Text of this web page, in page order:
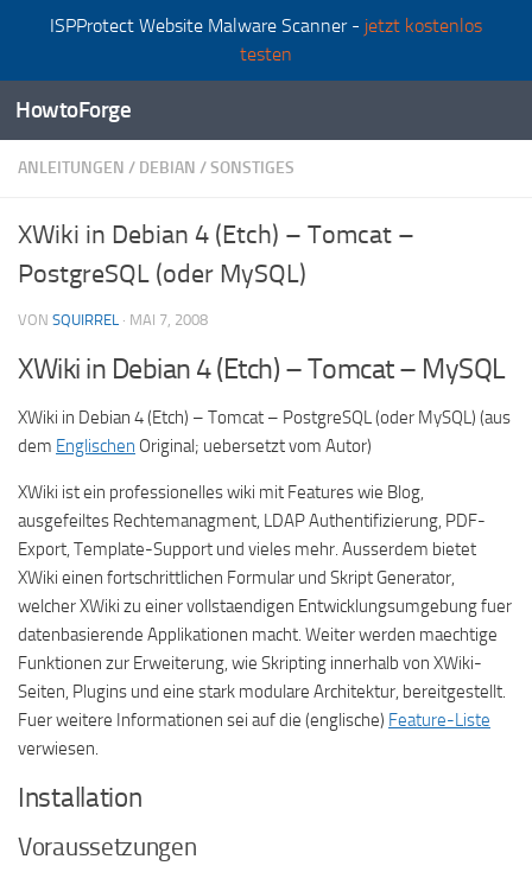
ISPProtect Website Malware Scanner - jetzt kostenlos
testen
Zum Inhalt springen
HowtoForge
ANLEITUNGEN / DEBIAN /SONSTIGES
XWiki in Debian 4 (Etch) – Tomcat –
PostgreSQL (oder MySQL)
VON SQUIRREL · MAI 7, 2008
XWiki in Debian 4 (Etch) – Tomcat – MySQL
XWiki in Debian 4 (Etch) – Tomcat – PostgreSQL (oder MySQL) (aus
dem Englischen Original; uebersetzt vom Autor)
XWiki ist ein professionelles wiki mit Features wie Blog,
ausgefeiltes Rechtemanagment, LDAP Authentifizierung, PDF-
Export, Template-Support und vieles mehr. Ausserdem bietet
XWiki einen fortschrittlichen Formular und Skript Generator,
welcher XWiki zu einer vollstaendigen Entwicklungsumgebung fuer
datenbasierende Applikationen macht. Weiter werden maechtige
Funktionen zur Erweiterung, wie Skripting innerhalb von XWiki-
Seiten, Plugins und eine stark modulare Architektur, bereitgestellt.
Fuer weitere Informationen sei auf die (englische) Feature-Liste
verwiesen.
Installation
Voraussetzungen